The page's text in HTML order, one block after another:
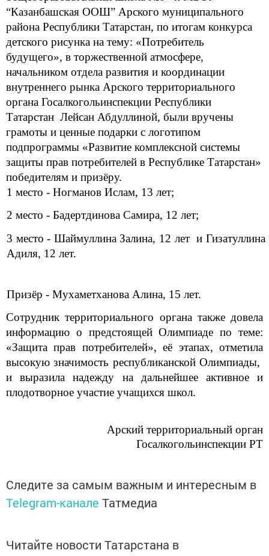
“Казанбашская ООШ” Арского муниципального
района Республики Татарстан, по итогам конкурса
детского рисунка на тему: «Потребитель
будущего», в торжественной атмосфере,
начальником отдела развития и координации
внутреннего рынка Арского территориального
органа Госалкогольинспекции Республики
Татарстан Лейсан Абдуллиной, были вручены
грамоты и ценные подарки с логотипом
подпрограммы «Развитие комплексной системы
защиты прав потребителей в Республике Татарстан»
победителям и призёру.
1 место - Ногманов Ислам, 13 лет;
2 место - Бадертдинова Самира, 12 лет;
3 место - Шаймуллина Залина, 12 лет и Гизатуллина
Адиля, 12 лет.
Призёр - Мухаметханова Алина, 15 лет.
Сотрудник территориального органа также довела
информацию о предстоящей Олимпиаде по теме:
«Защита прав потребителей», её этапах, отметила
высокую значимость республиканской Олимпиады,
и выразиланадежду на дальнейшее активное и
плодотворное участие учащихся школ.
Арский территориальный орган
Госалкогольинспекции РТ
Следите за самым важным и интересным в
Telegram-канале Татмедиа
Читайте новости Татарстана в